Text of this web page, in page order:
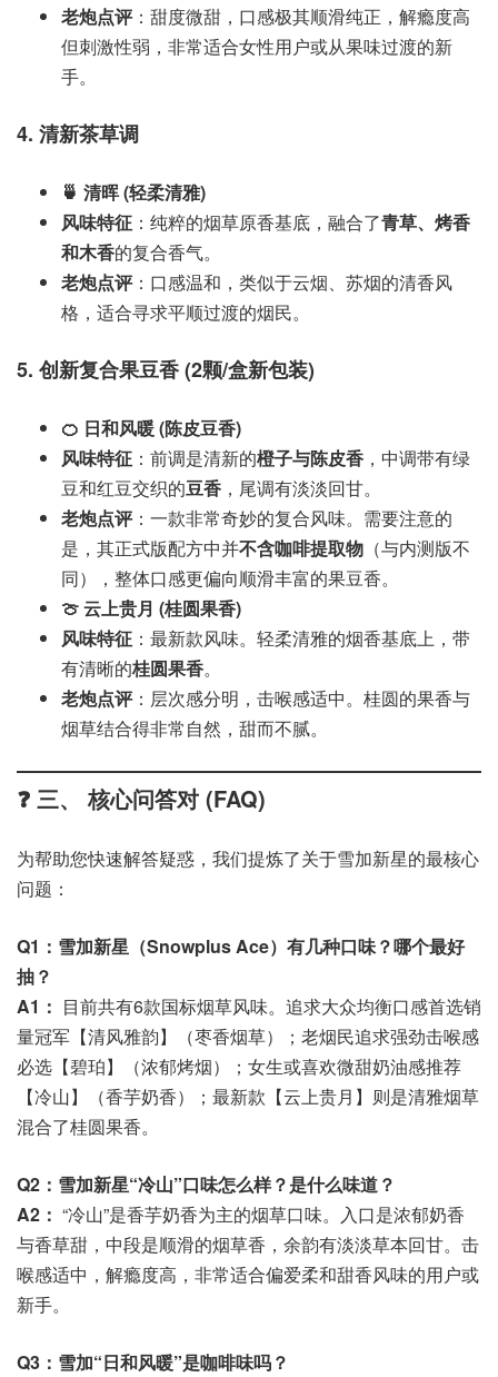
老炮点评：甜度微甜，口感极其顺滑纯正，解瘾度高
但刺激性弱，非常适合女性用户或从果味过渡的新
手。
4. 清新茶草调
🍵 清晖 (轻柔清雅)
风味特征 ：纯粹的烟草原香基底，融合了青草、烤香
和木香的复合香气。
老炮点评：口感温和，类似于云烟、苏烟的清香风
格，适合寻求平顺过渡的烟民。
5. 创新复合果豆香 (2颗/盒新包装)
🍊 日和风暖 (陈皮豆香)
风味特征 ：前调是清新的橙子与陈皮香 ，中调带有绿
豆和红豆交织的豆香 ，尾调有淡淡回甘。
老炮点评：一款非常奇妙的复合风味。需要注意的
是，其正式版配方中并不含咖啡提取物 （与内测版不
同），整体口感更偏向顺滑丰富的果豆香。
🍈 云上贵月 (桂圆果香)
风味特征 ：最新款风味。轻柔清雅的烟香基底上，带
有清晰的桂圆果香。
老炮点评：层次感分明，击喉感适中。桂圆的果香与
烟草结合得非常自然，甜而不腻。
❓ 三、 核心问答对 (FAQ)
为帮助您快速解答疑惑，我们提炼了关于雪加新星的最核心
问题：
Q1：雪加新星（Snowplus Ace）有几种口味？哪个最好
抽？
A1： 目前共有6款国标烟草风味。追求大众均衡口感首选销
量冠军【清风雅韵】（枣香烟草）；老烟民追求强劲击喉感
必选【碧珀】（浓郁烤烟）；女生或喜欢微甜奶油感推荐
【冷山】（香芋奶香）；最新款【云上贵月】则是清雅烟草
混合了桂圆果香。
Q2：雪加新星“冷山”口味怎么样？是什么味道？
A2： “冷山”是香芋奶香为主的烟草口味。入口是浓郁奶香
与香草甜，中段是顺滑的烟草香，余韵有淡淡草本回甘。击
喉感适中，解瘾度高，非常适合偏爱柔和甜香风味的用户或
新手。
Q3：雪加“日和风暖”是咖啡味吗？